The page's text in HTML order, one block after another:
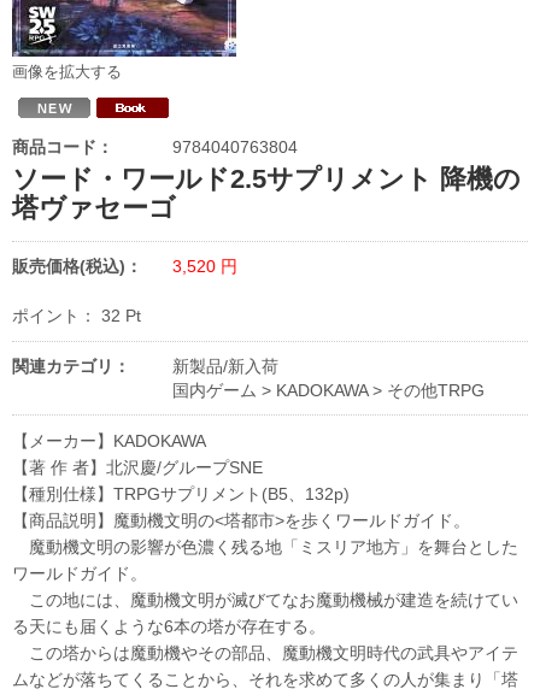
画像を拡大する
商品コード： 9784040763804
ソード・ワールド2.5サプリメント 降機の
塔ヴァセーゴ
販売価格(税込)： 3,520 円
ポイント： 32 Pt
関連カテゴリ：
新製品/新入荷
国内ゲーム > KADOKAWA> その他TRPG
【メーカー】KADOKAWA
【著 作 者】北沢慶/グループSNE
【種別仕様】TRPGサプリメント(B5、132p)
【商品説明】魔動機文明の<塔都市>を歩くワールドガイド。
魔動機文明の影響が色濃く残る地「ミスリア地方」を舞台とした
ワールドガイド。
この地には、魔動機文明が滅びてなお魔動機械が建造を続けてい
る天にも届くような6本の塔が存在する。
この塔からは魔動機やその部品、魔動機文明時代の武具やアイテ
ムなどが落ちてくることから、それを求めて多くの人が集まり「塔